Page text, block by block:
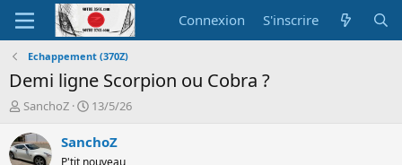
Connexion S'inscrire
Echappement (370Z)
Demi ligne Scorpion ou Cobra ?
A
t
e
SanchoZ
D
t
13/5/26
SanchoZ
P'tit nouveau